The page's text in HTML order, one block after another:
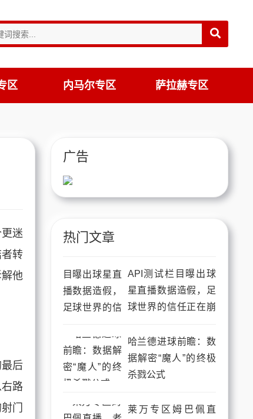
区 内马尔专区 萨拉赫专区
迷
转
他
后
路
门
广告
热门文章
API测试栏目曝出球
星直播数据造假，足
球世界的信任正在崩
哈兰德进球前瞻：数
据解密“魔人”的终极
杀戮公式
莱万专区姆巴佩直